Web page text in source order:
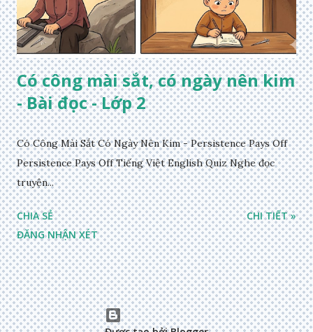
Có công mài sắt, có ngày nên kim
- Bài đọc - Lớp 2
Có Công Mài Sắt Có Ngày Nên Kim - Persistence Pays Off
Persistence Pays Off Tiếng Việt English Quiz Nghe đọc
truyện...
CHIA SẺ
ĐĂNG NHẬN XÉT
CHI TIẾT »